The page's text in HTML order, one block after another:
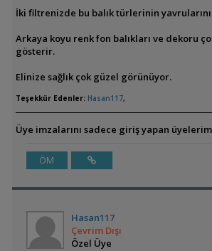
İki filtrenizde bu balık türlerinin
Arkaya koyu renk fon balıkları ve dekoru
gösterir.
Elinize sağlık çok güzel görünüyor.
Teşekkür Edenler: Hasan117,
Üye imzalarını sadece giriş yapan
ÖM
Hasan117
Çevrim Dışı
Özel Üye